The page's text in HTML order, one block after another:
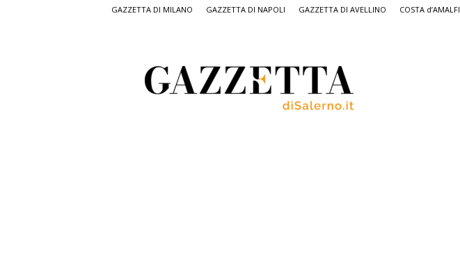
GAZZETTA DI MILANO GAZZETTA DI NAPOLI GAZZETTA DI AVELLINO COSTA d’AMALFI
Salerno,
il
quotidiano